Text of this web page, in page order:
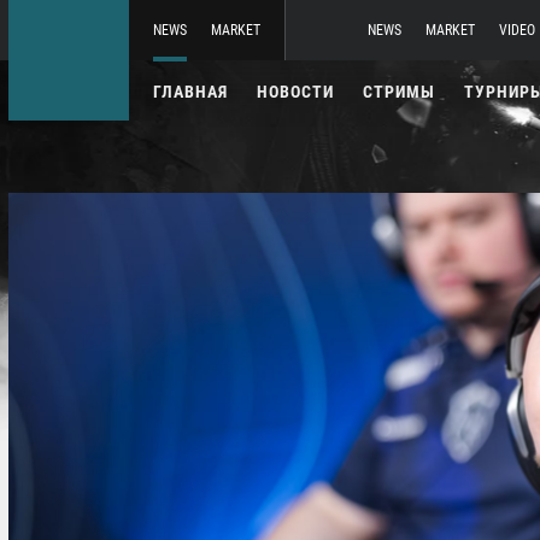
NEWS MARKET NEWS MARKET VIDEO
ГЛАВНАЯ НОВОСТИ СТРИМЫ